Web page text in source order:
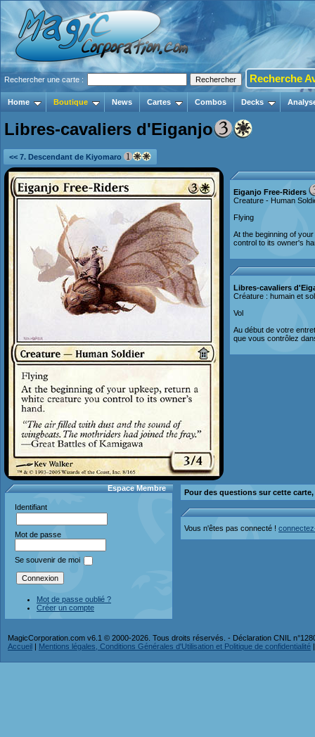
Rechercher une carte : Recherche
Home Boutique News Cartes Combos Decks
Libres-cavaliers d'Eiganjo
<< 7. Descendant de Kiyomaro
Eiganjo Free-Riders
Creature - Human
Flying
At the beginning of
control to its owner's
Libres-cavaliers
Créature : humain et
Vol
Au début de votre
que vous contrôlez
Espace Membre
Identifiant
Mot de passe
Se souvenir de moi
Mot de passe oublié ?
Créer un compte
Pour des questions sur cette
Vous n'êtes pas connecté !
MagicCorporation.com v6.1 © 2000-2026. Tous droits réservés. - Déclaration CNIL
Accueil | Mentions légales, Conditions Générales d'Utilisation et Politique de confidentialité